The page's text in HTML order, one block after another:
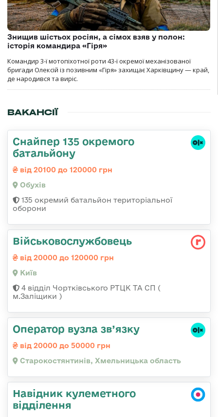
Знищив шістьох росіян, а сімох взяв у полон:
історія командира «Гіря»
Командир 3-ї мотопіхотної роти 43-ї окремої механізованої
бригади Олексій із позивним «Гіря» захищає Харківщину — край,
де народився та виріс.
ВАКАНСІЇ
Снайпер 135 окремого
батальйону
від 20100 до 120000 грн
Обухів
135 окремий батальйон територіальної
оборони
Військовослужбовець
від 20000 до 120000 грн
Київ
4 відділ Чортківського РТЦК ТА СП (
м.Заліщики )
Оператор вузла зв’язку
від 20000 до 50000 грн
Старокостянтинів, Хмельницька область
Навідник кулеметного
відділення